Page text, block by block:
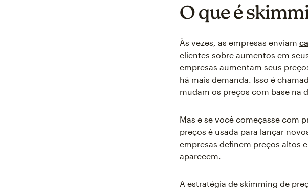
O que é
Às vezes, as empresas enviam
clientes sobre aumentos em
empresas aumentam seus
há mais demanda. Isso é
mudam os preços com base na
Mas e se você começasse com
preços é usada para lançar
empresas definem preços altos
aparecem.
A estratégia de skimming de